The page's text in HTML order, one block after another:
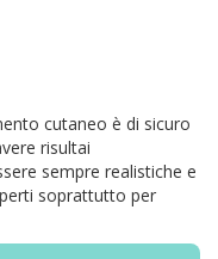
cutaneo è di sicuro
risultai
sempre realistiche e
soprattutto per